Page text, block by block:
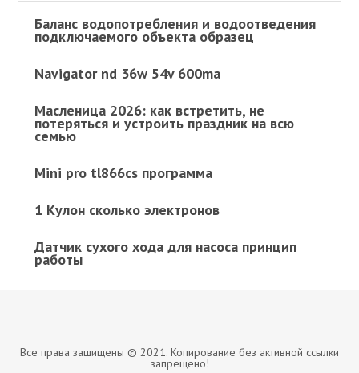
Баланс водопотребления и водоотведения
подключаемого объекта образец
Navigator nd 36w 54v 600ma
Масленица 2026: как встретить, не
потеряться и устроить праздник на всю
семью
Mini pro tl866cs программа
1 Кулон сколько электронов
Датчик сухого хода для насоса принцип
работы
Все права защищены © 2021. Копирование без активной ссылки
запрещено!